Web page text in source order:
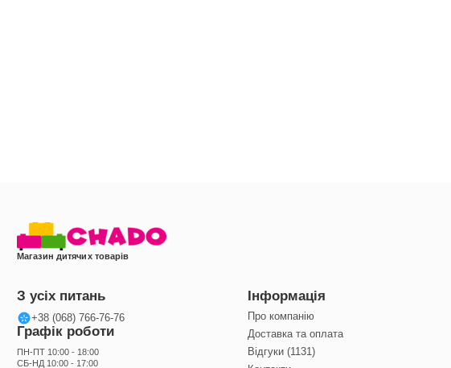
Магазин дитячих товарів
З усіх питань
+38 (068) 766-76-76
Графік роботи
ПН-ПТ 10:00 - 18:00
СБ-НД 10:00 - 17:00
Інформація
Про компанію
Доставка та оплата
Відгуки (1131)